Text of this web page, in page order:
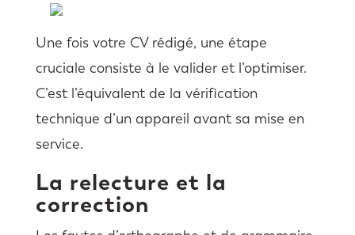
Une fois votre CV rédigé, une étape
cruciale consiste à le valider et l’optimiser.
C’est l’équivalent de la vérification
technique d’un appareil avant sa mise en
service.
La relecture et la
correction